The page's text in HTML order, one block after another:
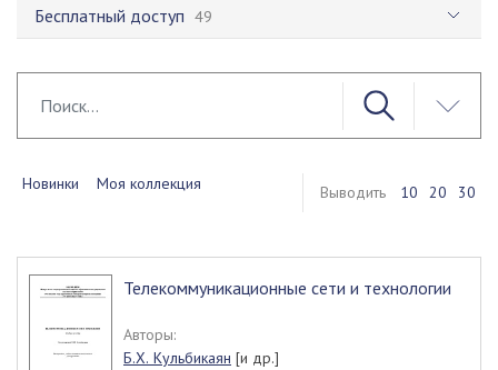
Бесплатный доступ 49
Новинки Моя коллекция Выводить 10 20 30
Телекоммуникационные сети и технологии
Авторы:
Б.Х. Кульбикаян [и др.]